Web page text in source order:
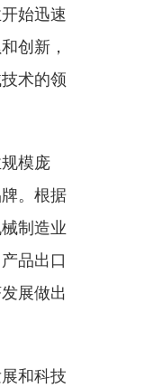
始迅速
创新，
术的领
模庞
。根据
制造业
品出口
展做出
和科技